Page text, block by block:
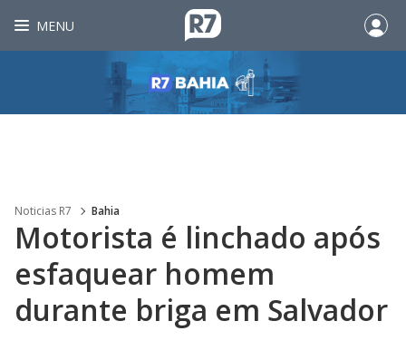
MENU
Noticias R7 Bahia
Motorista é linchado após
esfaquear homem
durante briga em Salvador